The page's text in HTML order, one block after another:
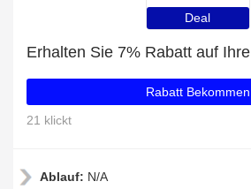
Deal
Erhalten Sie 7% Rabatt auf
Rabatt Bekommen
21 klickt
Ablauf: N/A